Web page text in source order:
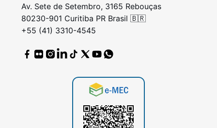
Av. Sete de Setembro, 3165 Rebouças
80230-901 Curitiba PR Brasil 🇧🇷
+55 (41) 3310-4545